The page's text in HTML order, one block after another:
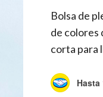
Bolsa de
de colores
corta para